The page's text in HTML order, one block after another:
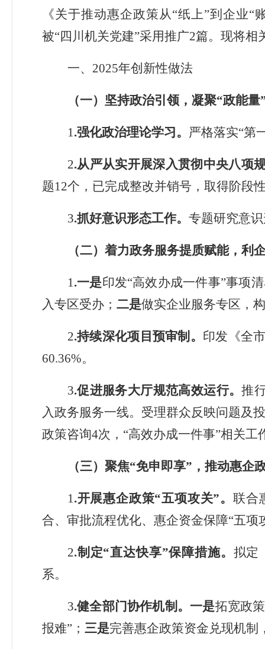
《关于推动惠企政策从“纸上”到企业“
被“四川机关党建”采用推广2篇。 现将相
一、 2025年创新性做法
（一）坚持政治引领，凝聚“政能量
1.强化政治理论学习。 严格落实“第
2.从严从实开展深入贯彻中央八项
题12个 ， 已完成整改并销号，取得阶段
3.抓好意识形态工作。 专题研究意
（二）着力政务服务提质赋能，利
1.一是印发“高效办成一件事”事项
入专区受办 ； 二是做实企业服务专区 ，
2.持续深化项目预审制。 印发《全
60.36%。
3.促进服务大厅规范高效运行。推
入政务服务一线。 受理群众反映问题及
政策咨询4次 ， “高效办成一件事”相关工
（三） 聚焦“免申即享” ，推动惠企
1.开展惠企政策“五项攻关”。 联合
合、 审批流程优化、 惠企资金保障“五项
2.制定“直达快享”保障措施。 拟定
系。
3.健全部门协作机制。 一是拓宽政
报难”； 三是完善惠企政策资金兑现机制